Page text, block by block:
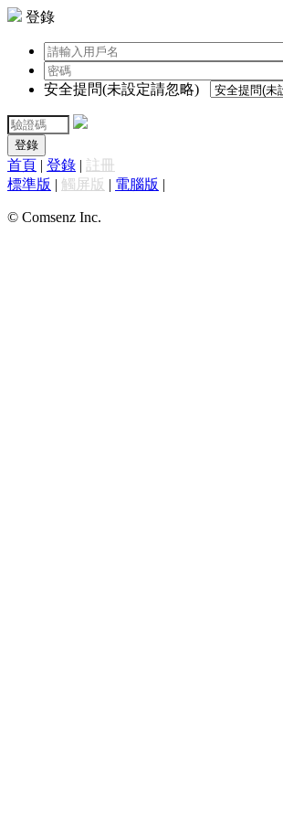
登錄
安全提問(未設定請忽略)
登錄
首頁 | 登錄 | 註冊
標準版 | 觸屏版 | 電腦版 |
© Comsenz Inc.